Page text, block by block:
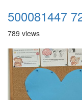
789 views